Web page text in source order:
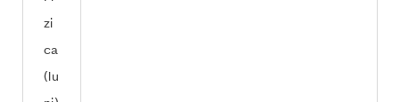
zi
ca
(lu